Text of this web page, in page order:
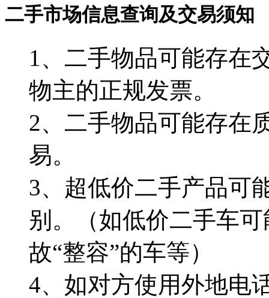
二手市场信息查询及交易须知
1、二手物品可能存在
物主的正规发票。
2、二手物品可能存在
易。
3、超低价二手产品可
别。（如低价二手车
故“整容”的车等）
4、如对方使用外地电